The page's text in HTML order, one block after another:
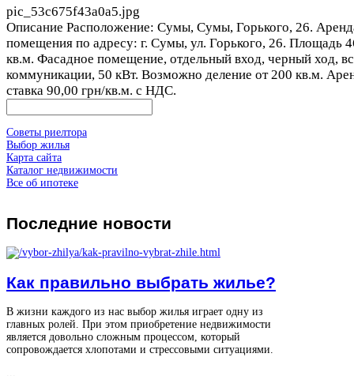
pic_53c675f43a0a5.jpg
Описание Расположение: Сумы, Сумы, Горького, 26.
помещения по адресу: г. Сумы, ул. Горького, 26. Площадь
кв.м. Фасадное помещение, отдельный вход, черный ход,
коммуникации, 50 кВт. Возможно деление от 200 кв.м.
ставка 90,00 грн/кв.м. с НДС.
Советы риелтора
Выбор жилья
Карта сайта
Каталог недвижимости
Все об ипотеке
Последние новости
Как правильно выбрать жилье?
В жизни каждого из нас выбор жилья играет одну из
главных ролей. При этом приобретение недвижимости
является довольно сложным процессом, который
сопровождается хлопотами и стрессовыми ситуациями.
...